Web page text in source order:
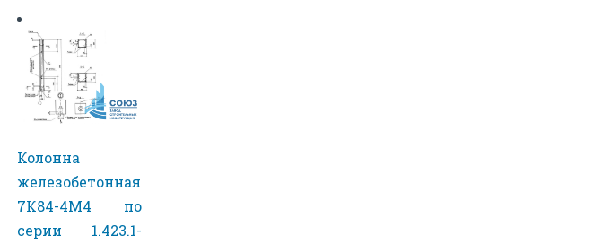
Колонна
железобетонная
7К84-4М4 по
серии 1.423.1-